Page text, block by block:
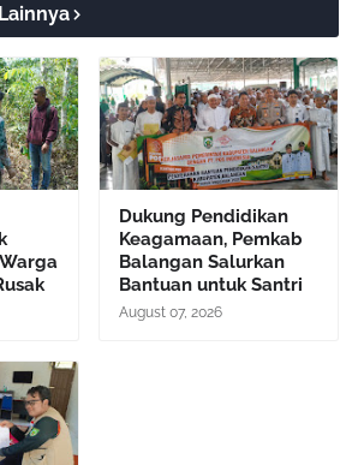
Dukung Pendidikan
Keagamaan, Pemkab
Balangan Salurkan
Bantuan untuk Santri
August 07, 2026